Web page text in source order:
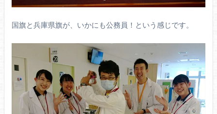
国旗と兵庫県旗が、いかにも公務員！という感じです。